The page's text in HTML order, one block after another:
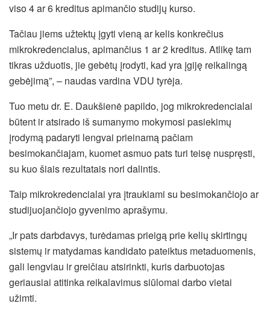
viso 4 ar 6 kreditus apimančio studijų kurso.
Tačiau jiems užtektų įgyti vieną ar kelis konkrečius
mikrokredencialus, apimančius 1 ar 2 kreditus. Atlikę tam
tikras užduotis, jie gebėtų įrodyti, kad yra įgiję reikalingą
gebėjimą”, – naudas vardina VDU tyrėja.
Tuo metu dr. E. Daukšienė papildo, jog mikrokredencialai
būtent ir atsirado iš sumanymo mokymosi pasiekimų
įrodymą padaryti lengvai prieinamą pačiam
besimokančiajam, kuomet asmuo pats turi teisę nuspręsti,
su kuo šiais rezultatais nori dalintis.
Taip mikrokredencialai yra įtraukiami su besimokančiojo ar
studijuojančiojo gyvenimo aprašymu.
„Ir pats darbdavys, turėdamas prieigą prie kelių skirtingų
sistemų ir matydamas kandidato pateiktus metaduomenis,
gali lengviau ir greičiau atsirinkti, kuris darbuotojas
geriausiai atitinka reikalavimus siūlomai darbo vietai
užimti.